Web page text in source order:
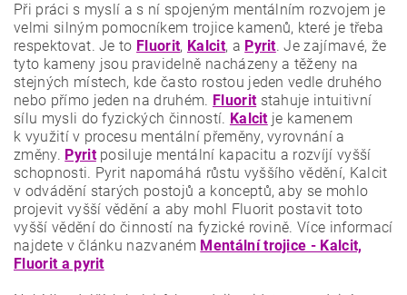
Při práci s myslí a s ní spojeným mentálním rozvojem je
velmi silným pomocníkem trojice kamenů, které je třeba
respektovat. Je to Fluorit, Kalcit, a Pyrit. Je zajímavé, že
tyto kameny jsou pravidelně nacházeny a těženy na
stejných místech, kde často rostou jeden vedle druhého
nebo přímo jeden na druhém. Fluoritstahuje intuitivní
sílu mysli do fyzických činností. Kalcitje kamenem
k využití v procesu mentální přeměny, vyrovnání a
změny. Pyritposiluje mentální kapacitu a rozvíjí vyšší
schopnosti. Pyrit napomáhá růstu vyššího vědění, Kalcit
v odvádění starých postojů a konceptů, aby se mohlo
projevit vyšší vědění a aby mohl Fluorit postavit toto
vyšší vědění do činností na fyzické rovině. Více informací
najdete v článku nazvaném Mentální trojice - Kalcit,
Fluorit a pyrit